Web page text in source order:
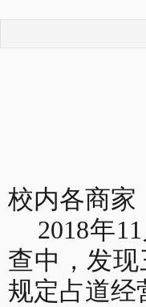
校内各商家
2018年11
查中，发
规定占道经